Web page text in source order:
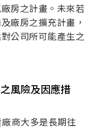
房之計畫。未來若
廠房之擴充計畫，
公司所可能產生之
風險及因應措
商大多是長期往